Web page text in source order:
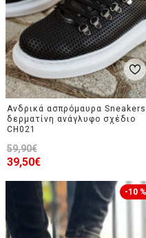
Ανδρικά ασπρόμαυρα Sneakers
δερματίνη ανάγλυφο σχέδιο
CH021
39,50€
59,90€
-10 %